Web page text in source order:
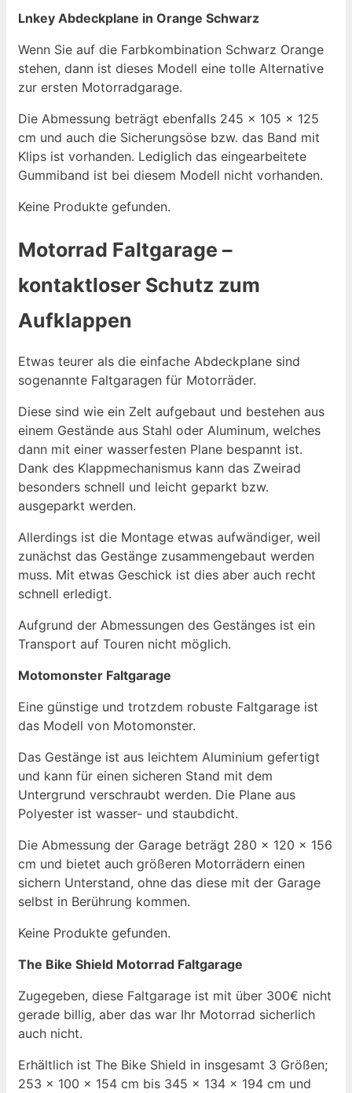
Lnkey Abdeckplane in Orange Schwarz
Wenn Sie auf die Farbkombination Schwarz Orange
stehen, dann ist dieses Modell eine tolle Alternative
zur ersten Motorradgarage.
Die Abmessung beträgt ebenfalls 245 x 105 x 125
cm und auch die Sicherungsöse bzw. das Band mit
Klips ist vorhanden. Lediglich das eingearbeitete
Gummiband ist bei diesem Modell nicht vorhanden.
Keine Produkte gefunden.
Motorrad Faltgarage –
kontaktloser Schutz zum
Aufklappen
Etwas teurer als die einfache Abdeckplane sind
sogenannte Faltgaragen für Motorräder.
Diese sind wie ein Zelt aufgebaut und bestehen aus
einem Gestände aus Stahl oder Aluminum, welches
dann mit einer wasserfesten Plane bespannt ist.
Dank des Klappmechanismus kann das Zweirad
besonders schnell und leicht geparkt bzw.
ausgeparkt werden.
Allerdings ist die Montage etwas aufwändiger, weil
zunächst das Gestänge zusammengebaut werden
muss. Mit etwas Geschick ist dies aber auch recht
schnell erledigt.
Aufgrund der Abmessungen des Gestänges ist ein
Transport auf Touren nicht möglich.
Motomonster Faltgarage
Eine günstige und trotzdem robuste Faltgarage ist
das Modell von Motomonster.
Das Gestänge ist aus leichtem Aluminium gefertigt
und kann für einen sicheren Stand mit dem
Untergrund verschraubt werden. Die Plane aus
Polyester ist wasser- und staubdicht.
Die Abmessung der Garage beträgt 280 x 120 x 156
cm und bietet auch größeren Motorrädern einen
sichern Unterstand, ohne das diese mit der Garage
selbst in Berührung kommen.
Keine Produkte gefunden.
The Bike Shield Motorrad Faltgarage
Zugegeben, diese Faltgarage ist mit über 300€ nicht
gerade billig, aber das war Ihr Motorrad sicherlich
auch nicht.
Erhältlich ist The Bike Shield in insgesamt 3 Größen;
253 x 100 x 154 cm bis 345 x 134 x 194 cm und